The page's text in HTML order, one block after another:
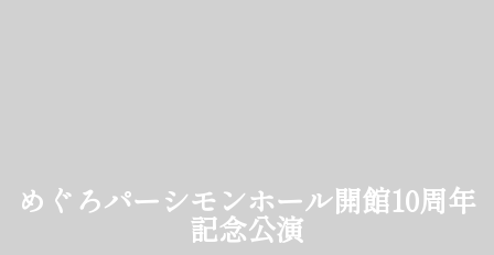
めぐろパーシモンホール開館10周年
記念公演